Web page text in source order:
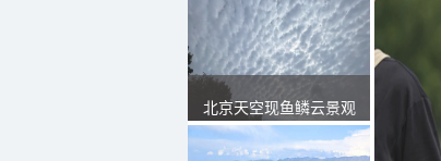
北京天空现鱼鳞云景观